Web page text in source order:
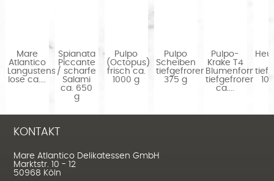
Mare
Atlantico
Langustenschwanz
lose ca....
Spianata
Piccante
/ scharfe
Salami
ca. 650
g
Pulpo
(Octopus)
frisch ca.
1000 g
Pulpo
Scheiben
tiefgefroren
375 g
Pulpo-
Krake T4
Blumenform
tiefgefroren
ca....
KONTAKT
Mare Atlantico Delikatessen GmbH
Marktstr. 10 - 12
50968 Köln